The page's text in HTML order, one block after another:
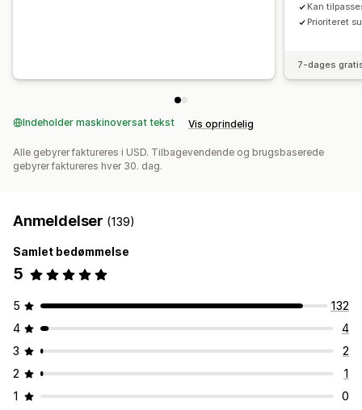
Kan
Prioriteret
7-dages
Indeholder maskinoversat tekst Vis oprindelig
Alle gebyrer faktureres i USD. Tilbagevendende og brugsbaserede
gebyrer faktureres hver 30. dag.
Anmeldelser (139)
Samlet bedømmelse
5
5
132
4
4
3
2
2
1
1
0